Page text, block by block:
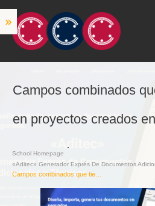
Campos combinados
en proyectos creados
School Homepage
«Aditec» Generador Exprés De Documentos